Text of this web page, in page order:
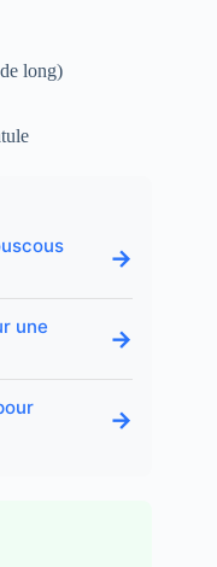
long)
→
une
→
→